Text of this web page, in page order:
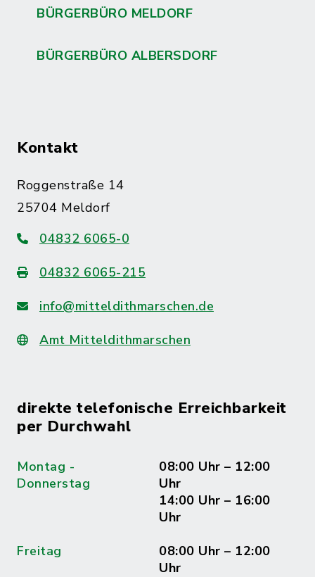
BÜRGERBÜRO MELDORF
BÜRGERBÜRO ALBERSDORF
Kontakt
Roggenstraße 14
25704 Meldorf
04832 6065-0
04832 6065-215
info@mitteldithmarschen.de
Amt Mitteldithmarschen
direkte telefonische Erreichbarkeit
per Durchwahl
Montag -
Donnerstag
08:00 Uhr – 12:00
Uhr
14:00 Uhr – 16:00
Uhr
Freitag
08:00 Uhr – 12:00
Uhr